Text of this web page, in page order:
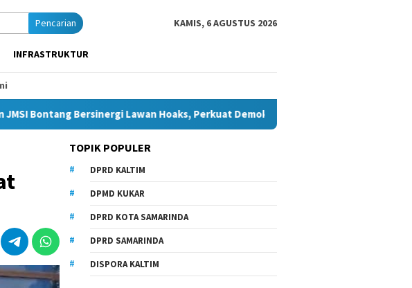
Pencarian KAMIS, 6 AGUSTUS 2026
INFRASTRUKTUR
Bersinergi Lawan Hoaks, Perkuat Demokrasi Jelang Pemilu 2029
TOPIK POPULER
DPRD KALTIM
DPMD KUKAR
DPRD KOTA SAMARINDA
DPRD SAMARINDA
DISPORA KALTIM